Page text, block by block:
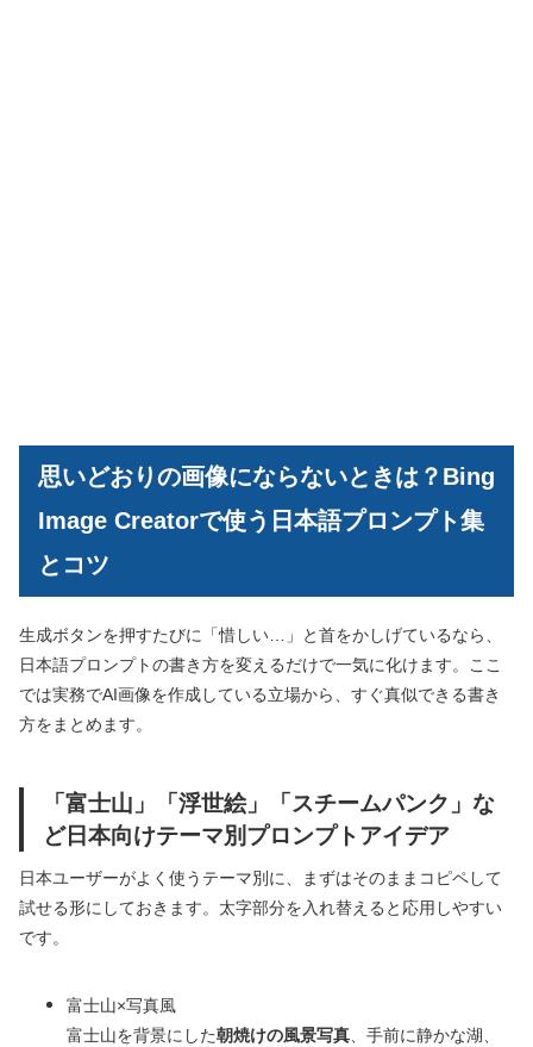
思いどおりの画像にならないときは？Bing
Image Creatorで使う日本語プロンプト集
とコツ
生成ボタンを押すたびに「惜しい…」と首をかしげているなら、
日本語プロンプトの書き方を変えるだけで一気に化けます。ここ
では実務でAI画像を作成している立場から、すぐ真似できる書き
方をまとめます。
「富士山」「浮世絵」「スチームパンク」な
ど日本向けテーマ別プロンプトアイデア
日本ユーザーがよく使うテーマ別に、まずはそのままコピペして
試せる形にしておきます。太字部分を入れ替えると応用しやすい
です。
富士山×写真風
富士山を背景にした朝焼けの風景写真、手前に静かな湖、